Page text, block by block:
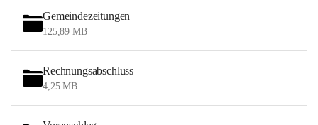
Gemeindezeitungen
125,89 MB
Rechnungsabschluss
4,25 MB